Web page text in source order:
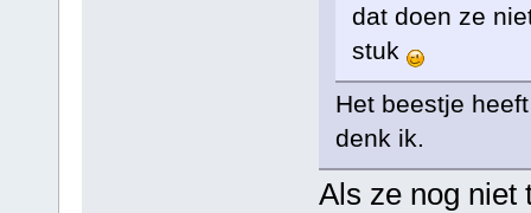
dat doen ze
stuk
Het beestje
denk ik.
Als ze nog niet